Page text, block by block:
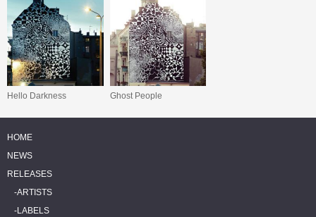
Hello Darkness Ghost People
HOME
NEWS
RELEASES
ARTISTS
LABELS